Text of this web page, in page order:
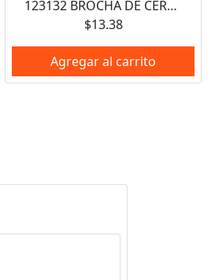
123132 BROCHA DE CERDAS NATURALES CON MANGO PLASTICO 1-1/2" SURTEK
$13.38
Agregar al carrito